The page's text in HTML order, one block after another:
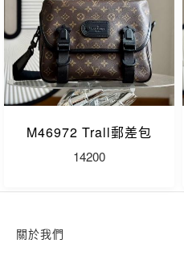
M46972 Trall郵差包
14200
關於我們